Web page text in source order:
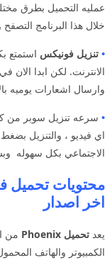
عمليه التحميل بطرق
خلال هذا البرنامج
• تنزيل فونيكس استمتع
الانترنت. لكن ابدا الان
وارسال اشعارات يوميه
• سرعه تنزيل سوبر من
اي فيديو ، والتنزيل
الاجتماعي بكل سهوله
اخر اصدار
يعد تحميل Phoenix
من
الكمبيوتر والهاتف